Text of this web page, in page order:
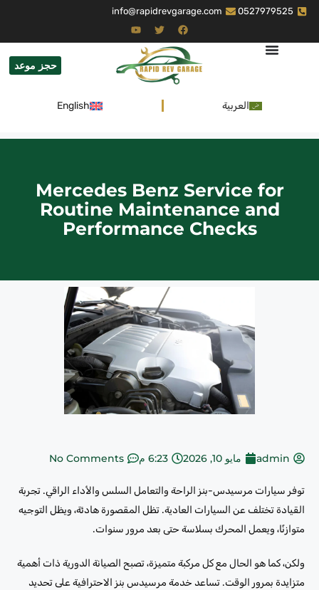
0527979525
info@rapidrevgarage.com
حجز موعد
العربية English
Mercedes Benz Service for
Routine Maintenance and
Performance Checks
admin مايو 10, 2026 6:23 م No Comments
توفر سيارات مرسيدس-بنز الراحة والتعامل السلس والأداء الراقي. تجربة
القيادة تختلف عن السيارات العادية. تظل المقصورة هادئة، ويظل التوجيه
متوازنًا، ويعمل المحرك بسلاسة حتى بعد مرور سنوات.
ولكن، كما هو الحال مع كل مركبة متميزة، تصبح الصيانة الدورية ذات أهمية
متزايدة بمرور الوقت. تساعد خدمة مرسيدس بنز الاحترافية على تحديد